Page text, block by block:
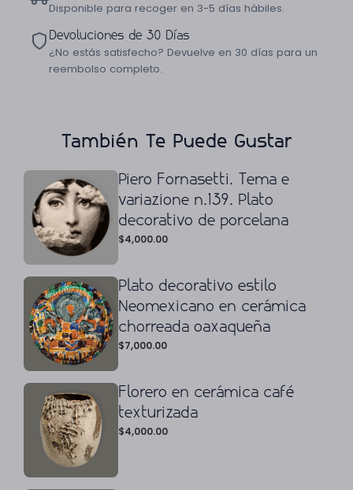
Disponible para recoger en 3-5 días hábiles.
Devoluciones de 30 Días
¿No estás satisfecho? Devuelve en 30 días para un
reembolso completo.
También Te Puede Gustar
Piero Fornasetti. Tema e
variazione n.139. Plato
decorativo de porcelana
$4,000.00
Plato decorativo estilo
Neomexicano en cerámica
chorreada oaxaqueña
$7,000.00
Florero en cerámica café
texturizada
$4,000.00